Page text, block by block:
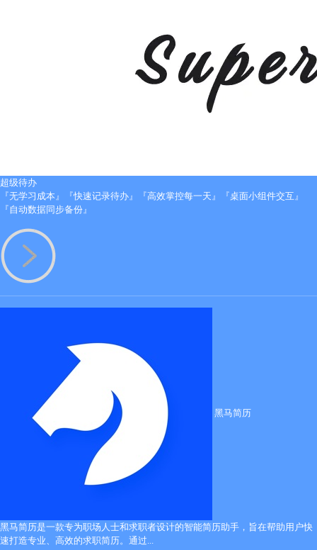
超级待办
『无学习成本』『快速记录待办』『高效掌控每一天』『桌面小组件交互』
『自动数据同步备份』
黑马简历
黑马简历是一款专为职场人士和求职者设计的智能简历助手，旨在帮助用户快
速打造专业、高效的求职简历。通过...